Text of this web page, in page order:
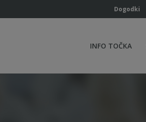
Dogodki
INFO TOČKA